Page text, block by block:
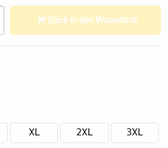
XL 2XL 3XL
Stück in den Warenkorb